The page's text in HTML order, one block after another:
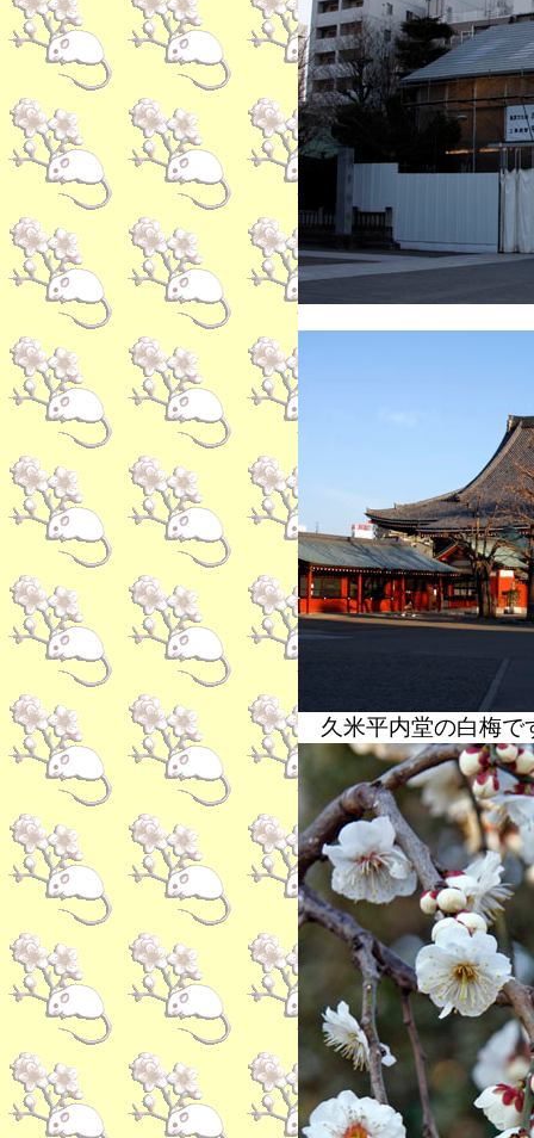
久米平内堂の白梅で